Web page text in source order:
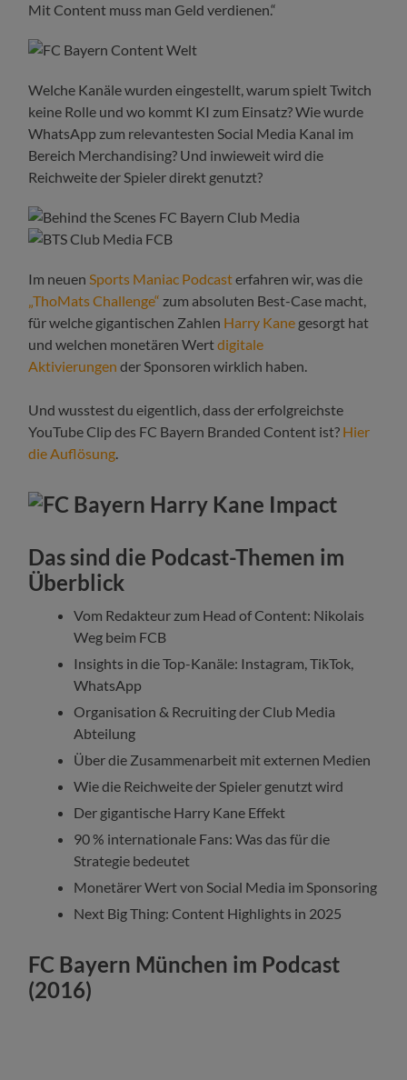
Mit Content muss man Geld verdienen.“
Welche Kanäle wurden eingestellt, warum spielt Twitch
keine Rolle und wo kommt KI zum Einsatz? Wie wurde
WhatsApp zum relevantesten Social Media Kanal im
Bereich Merchandising? Und inwieweit wird die
Reichweite der Spieler direkt genutzt?
Im neuenSports Maniac Podcasterfahren wir, was die
„ThoMats Challenge“ zum absoluten Best-Case macht,
für welche gigantischen Zahlen Harry Kane gesorgt hat
und welchen monetären Wertdigitale
Aktivierungen der Sponsoren wirklich haben.
Und wusstest du eigentlich, dass der erfolgreichste
YouTube Clip des FC Bayern Branded Content ist? Hier
die Auflösung.
Das sind die Podcast-Themen im
Überblick
Vom Redakteur zum Head of Content: Nikolais
Weg beim FCB
Insights in die Top-Kanäle: Instagram, TikTok,
WhatsApp
Organisation & Recruiting der Club Media
Abteilung
Über die Zusammenarbeit mit externen Medien
Wie die Reichweite der Spieler genutzt wird
Der gigantische Harry Kane Effekt
90 % internationale Fans: Was das für die
Strategie bedeutet
Monetärer Wert von Social Media im Sponsoring
Next Big Thing: Content Highlights in 2025
FC Bayern München im Podcast
(2016)